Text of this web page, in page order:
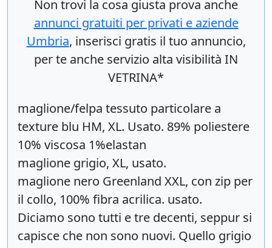
Non trovi la cosa giusta prova anche
annunci gratuiti per privati e aziende
Umbria, inserisci gratis il tuo annuncio,
per te anche servizio alta visibilità IN
VETRINA*
maglione/felpa tessuto particolare a
texture blu HM, XL. Usato. 89% poliestere
10% viscosa 1%elastan
maglione grigio, XL, usato.
maglione nero Greenland XXL, con zip per
il collo, 100% fibra acrilica. usato.
Diciamo sono tutti e tre decenti, seppur si
capisce che non sono nuovi. Quello grigio